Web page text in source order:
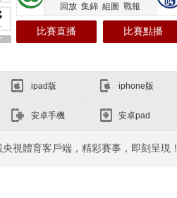
回放 集錦 組圖 戰報
比賽直播 比賽點播
ipad版 iphone版
安卓手機 安卓pad
央視體育客戶端，精彩賽事，即刻呈現！